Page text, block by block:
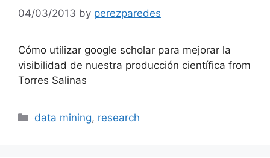
04/03/2013 by perezparedes
Cómo utilizar google scholar para mejorar la
visibilidad de nuestra producción científica from
Torres Salinas
Categories
data mining, research